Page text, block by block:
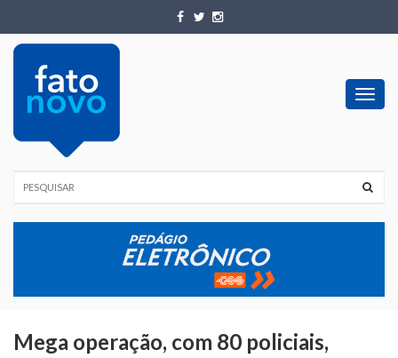
Mega operação, com 80 policiais,